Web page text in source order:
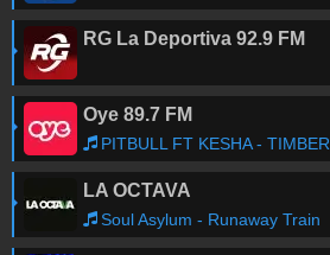
RG La Deportiva 92.9 FM
Oye 89.7 FM
PITBULL FT KESHA - TIMBER
LA OCTAVA
Soul Asylum - Runaway Train